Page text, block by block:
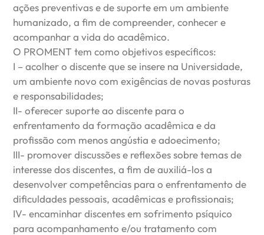
ações preventivas e de suporte em um ambiente
humanizado, a fim de compreender, conhecer e
acompanhar a vida do acadêmico.
O PROMENT tem como objetivos específicos:
I – acolher o discente que se insere na Universidade,
um ambiente novo com exigências de novas posturas
e responsabilidades;
II- oferecer suporte ao discente para o
enfrentamento da formação acadêmica e da
profissão com menos angústia e adoecimento;
III- promover discussões e reflexões sobre temas de
interesse dos discentes, a fim de auxiliá-los a
desenvolver competências para o enfrentamento de
dificuldades pessoais, acadêmicas e profissionais;
IV- encaminhar discentes em sofrimento psíquico
para acompanhamento e/ou tratamento com